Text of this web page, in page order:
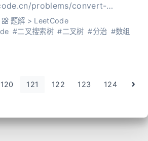
problems/convert-
search-tree/ 给你一个整数
元素已经按 升序 排列，请你将其
索树。 高度平衡 二叉树
题解 > LeetCode
#二叉搜索树 #二叉树 #分治 #数组
120 121 122 123 124